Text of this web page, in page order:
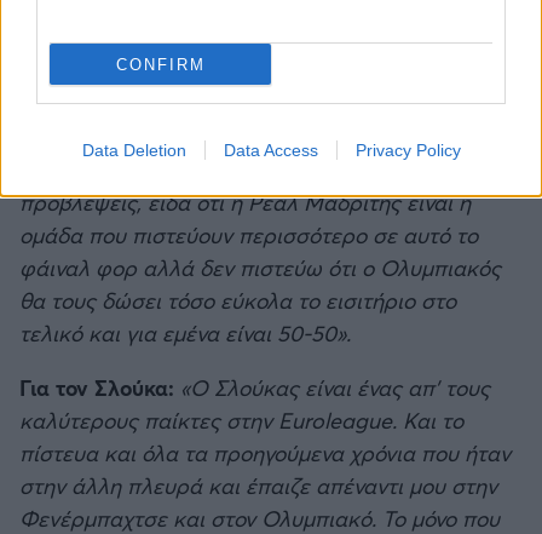
CONFIRM
Data Deletion Data Access Privacy Policy
βάθος στην επίθεση της με παίκτες όπως οι
Καμπατσο, Χεζόνια, Μούσα και Ταβάρες, αλλά ο
Ολυμπιακός είναι πιο σκληρή ομάδα, παίζει με
περισσότερη επιθετικότητα, θα είναι πολύ
δύσκολο παιχνίδι. Είναι δύσκολο να κάνεις
προβλέψεις, είδα ότι η Ρεάλ Μαδρίτης είναι η
ομάδα που πιστεύουν περισσότερο σε αυτό το
φάιναλ φορ αλλά δεν πιστεύω ότι ο Ολυμπιακός
θα τους δώσει τόσο εύκολα το εισιτήριο στο
τελικό και για εμένα είναι 50-50».
Για τον Σλούκα: «Ο Σλούκας είναι ένας απ’ τους
καλύτερους παίκτες στην Euroleague. Και το
πίστευα και όλα τα προηγούμενα χρόνια που ήταν
στην άλλη πλευρά και έπαιζε απέναντι μου στην
Φενέρμπαχτσε και στον Ολυμπιακό. Το μόνο που